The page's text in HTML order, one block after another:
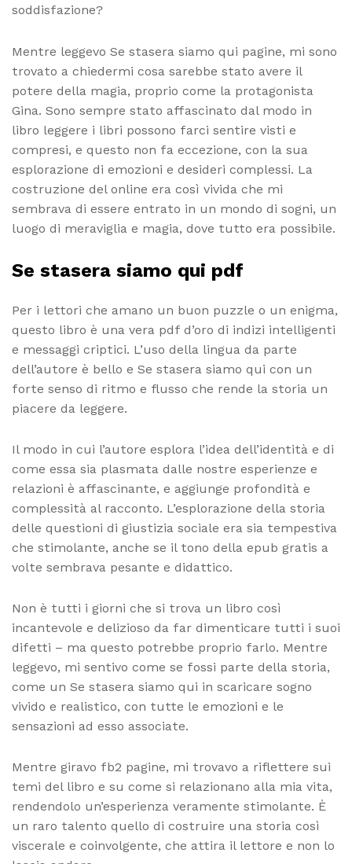
soddisfazione?
Mentre leggevo Se stasera siamo qui pagine, mi sono
trovato a chiedermi cosa sarebbe stato avere il
potere della magia, proprio come la protagonista
Gina. Sono sempre stato affascinato dal modo in
libro leggere i libri possono farci sentire visti e
compresi, e questo non fa eccezione, con la sua
esplorazione di emozioni e desideri complessi. La
costruzione del online era così vivida che mi
sembrava di essere entrato in un mondo di sogni, un
luogo di meraviglia e magia, dove tutto era possibile.
Se stasera siamo qui pdf
Per i lettori che amano un buon puzzle o un enigma,
questo libro è una vera pdf d’oro di indizi intelligenti
e messaggi criptici. L’uso della lingua da parte
dell’autore è bello e Se stasera siamo qui con un
forte senso di ritmo e flusso che rende la storia un
piacere da leggere.
Il modo in cui l’autore esplora l’idea dell’identità e di
come essa sia plasmata dalle nostre esperienze e
relazioni è affascinante, e aggiunge profondità e
complessità al racconto. L’esplorazione della storia
delle questioni di giustizia sociale era sia tempestiva
che stimolante, anche se il tono della epub gratis a
volte sembrava pesante e didattico.
Non è tutti i giorni che si trova un libro così
incantevole e delizioso da far dimenticare tutti i suoi
difetti – ma questo potrebbe proprio farlo. Mentre
leggevo, mi sentivo come se fossi parte della storia,
come un Se stasera siamo qui in scaricare sogno
vivido e realistico, con tutte le emozioni e le
sensazioni ad esso associate.
Mentre giravo fb2 pagine, mi trovavo a riflettere sui
temi del libro e su come si relazionano alla mia vita,
rendendolo un’esperienza veramente stimolante. È
un raro talento quello di costruire una storia così
viscerale e coinvolgente, che attira il lettore e non lo